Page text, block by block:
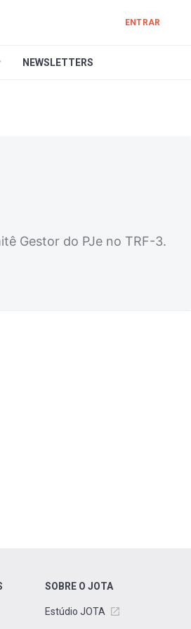
ENTRAR
NEWSLETTERS
Gestor do PJe no TRF-3.
SOBRE O JOTA
Estúdio JOTA